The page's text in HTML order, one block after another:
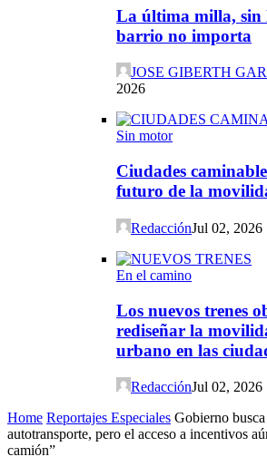
La última milla, sin
barrio no importa
JOSE GIBERTH
2026
Sin motor
Ciudades
futuro de la
RedacciónJul 02, 2026
En el camino
Los nuevos trenes
rediseñar la
urbano en las
RedacciónJul 02, 2026
Home Reportajes Especiales Gobierno
autotransporte, pero el acceso a incentivos
camión”